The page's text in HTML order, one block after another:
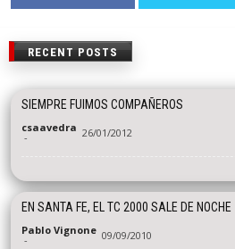
RECENT POSTS
SIEMPRE FUIMOS COMPAÑEROS
csaavedra
- 26/01/2012
EN SANTA FE, EL TC 2000 SALE DE NOCHE
Pablo Vignone
- 09/09/2010